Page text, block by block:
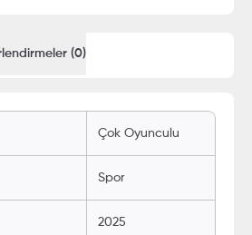
(0)
Çok Oyunculu
Spor
2025